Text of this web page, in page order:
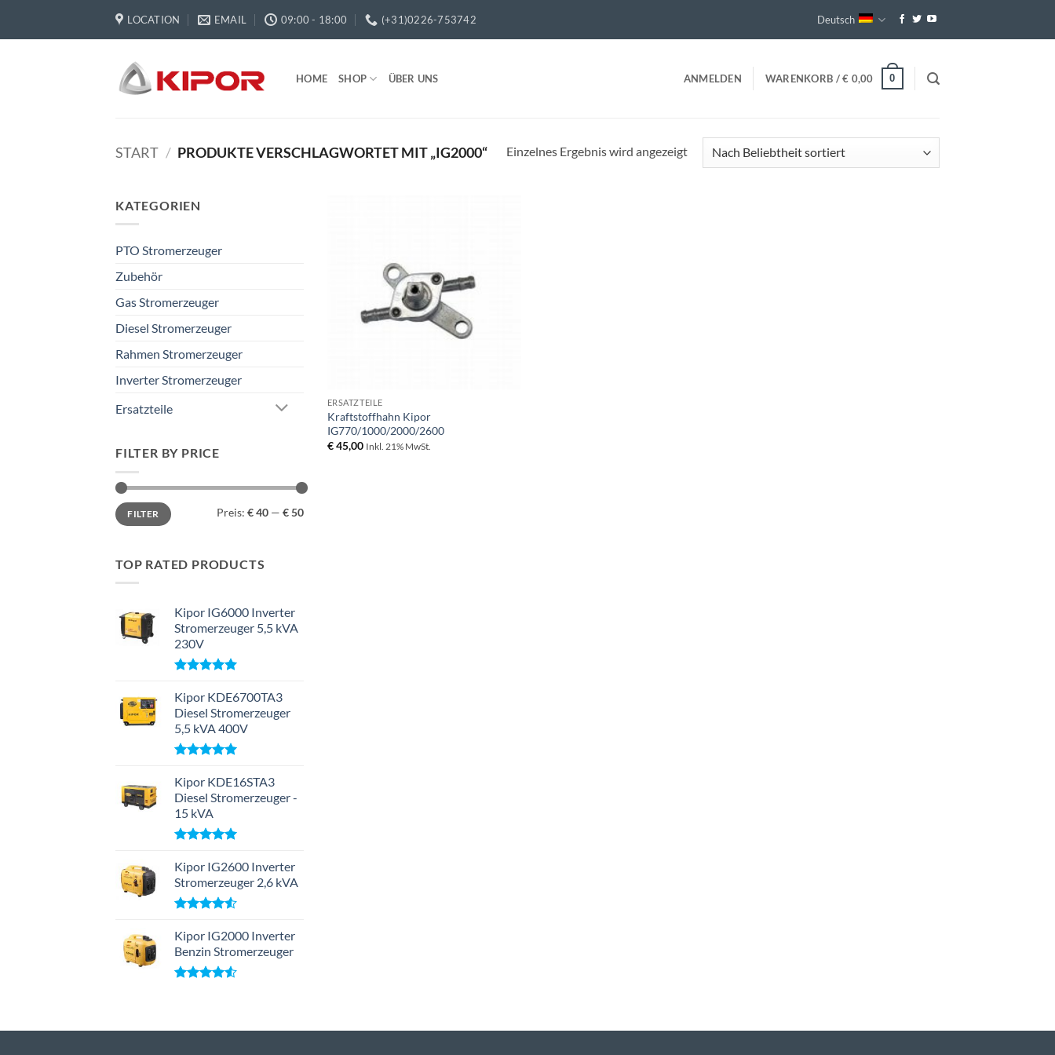
LOCATION EMAIL 09:00 - 18:00 (+31)0226-753742 Deutsch
HOME SHOP ÜBER UNS ANMELDEN WARENKORB /€ 0,00 0
START / PRODUKTE VERSCHLAGWORTET MIT „IG2000“ Einzelnes Ergebnis wird angezeigt
KATEGORIEN
PTO Stromerzeuger
Zubehör
Gas Stromerzeuger
Diesel Stromerzeuger
Rahmen Stromerzeuger
Inverter Stromerzeuger
Ersatzteile
FILTER BY PRICE
Min.
Preis
Max.
PreisFILTER Preis: € 40 — € 50
TOP RATED PRODUCTS
Kipor IG6000 Inverter
Stromerzeuger 5,5 kVA
230V
mit5.00
von 5
Kipor KDE6700TA3
Diesel Stromerzeuger
5,5 kVA 400V
mit5.00
von 5
Kipor KDE16STA3
Diesel Stromerzeuger -
15 kVA
mit5.00
von 5
Kipor IG2600 Inverter
Stromerzeuger 2,6 kVA
mit4.50
von 5
Kipor IG2000 Inverter
Benzin Stromerzeuger
ERSATZTEILE
Kraftstoffhahn Kipor
IG770/1000/2000/2600
€45,00 Inkl. 21% MwSt.